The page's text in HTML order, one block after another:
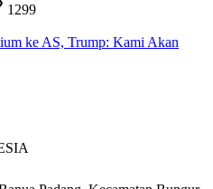
1299
ke AS, Trump: Kami Akan